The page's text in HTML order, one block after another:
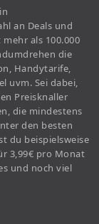
an Deals und
als 100.000
die
Handytarife,
uvm. Sei dabei,
Preisknaller
die mindestens
den besten
du beispielsweise
3,99€ pro Monat
und noch viel